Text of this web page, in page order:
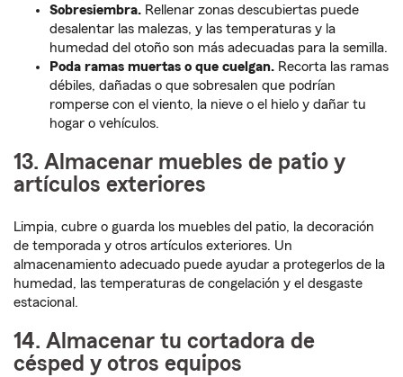
Sobresiembra. Rellenar zonas descubiertas puede
desalentar las malezas, y las temperaturas y la
humedad del otoño son más adecuadas para la semilla.
Poda ramas muertas o que cuelgan. Recorta las ramas
débiles, dañadas o que sobresalen que podrían
romperse con el viento, la nieve o el hielo y dañar tu
hogar o vehículos.
13. Almacenar muebles de patio y
artículos exteriores
Limpia, cubre o guarda los muebles del patio, la decoración
de temporada y otros artículos exteriores. Un
almacenamiento adecuado puede ayudar a protegerlos de la
humedad, las temperaturas de congelación y el desgaste
estacional.
14. Almacenar tu cortadora de
césped y otros equipos